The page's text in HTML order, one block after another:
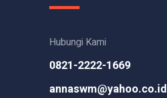
Hubungi Kami
0821-2222-1669
annaswm@yahoo.co.id